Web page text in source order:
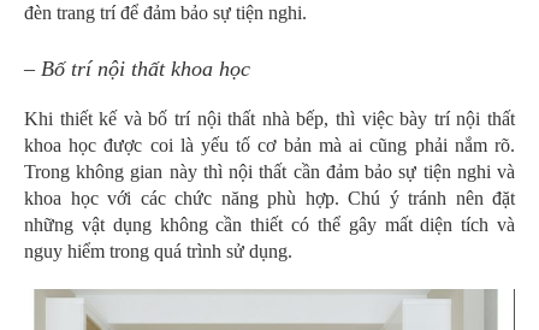
đèn trang trí để đảm bảo sự tiện nghi.
– Bố trí nội thất khoa học
Khi thiết kế và bố trí nội thất nhà bếp, thì việc bày trí nội thất
khoa học được coi là yếu tố cơ bản mà ai cũng phải nắm rõ.
Trong không gian này thì nội thất cần đảm bảo sự tiện nghi và
khoa học với các chức năng phù hợp. Chú ý tránh nên đặt
những vật dụng không cần thiết có thể gây mất diện tích và
nguy hiểm trong quá trình sử dụng.